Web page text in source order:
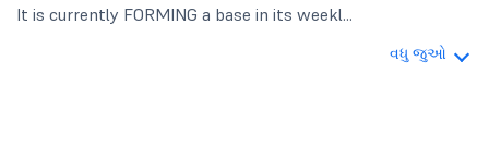
It is currently FORMING a base in its weekl...
વધુ જુઓ